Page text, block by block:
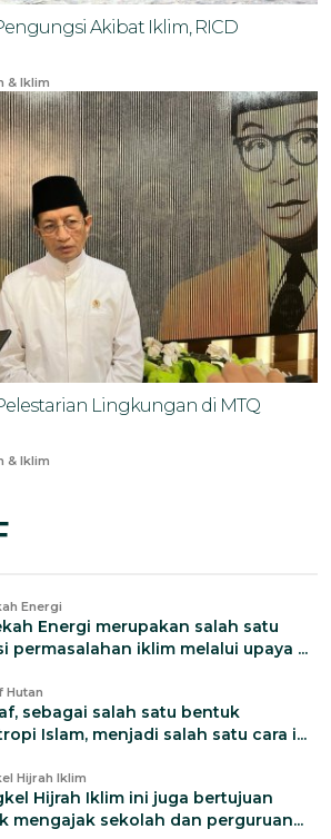
Akibat Iklim, RICD
& Iklim
Lingkungan di MTQ
& Iklim
Energi
Energi merupakan salah satu
permasalahan iklim melalui upaya ...
Hutan
sebagai salah satu bentuk
Islam, menjadi salah satu cara i...
Hijrah Iklim
Hijrah Iklim ini juga bertujuan
mengajak sekolah dan perguruan...